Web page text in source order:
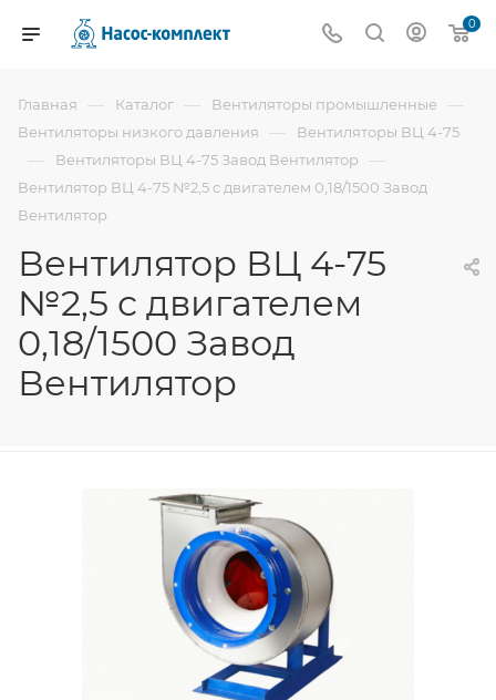
0
Главная — Каталог — Вентиляторы промышленные —
Вентиляторы низкого давления — Вентиляторы ВЦ 4-75
— Вентиляторы ВЦ 4-75 Завод Вентилятор —
Вентилятор ВЦ 4-75 №2,5 с двигателем 0,18/1500 Завод
Вентилятор
Вентилятор ВЦ 4-75
№2,5 с двигателем
0,18/1500 Завод
Вентилятор